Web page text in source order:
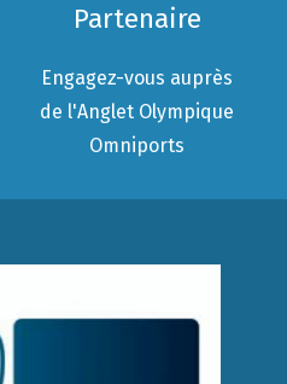
Partenaire
Engagez-vous auprès
de l'Anglet Olympique
Omniports